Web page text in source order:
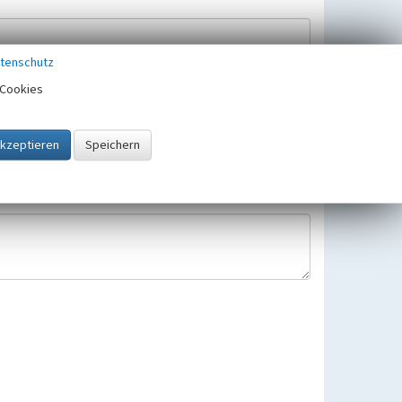
gespeichert und verwendet.
gültigen Europäischen